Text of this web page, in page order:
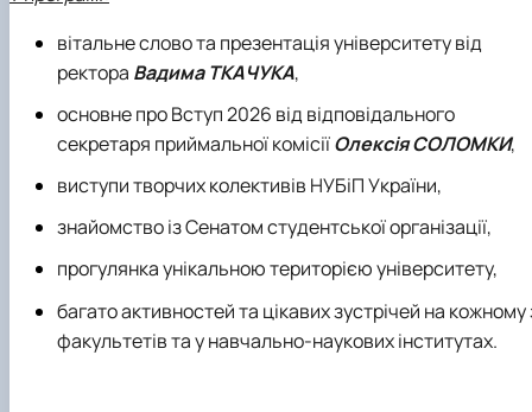
вітальне слово та презентація університету від
ректора Вадима ТКАЧУКА,
основне про Вступ 2026 від відповідального
секретаря приймальної комісіїОлексія СОЛОМКИ,
виступи творчих колективів НУБіП України,
знайомство із Сенатом студентської організації,
прогулянка унікальною територією університету,
багато активностей та цікавих зустрічей на кожному
факультетів та у навчально-наукових інститутах.